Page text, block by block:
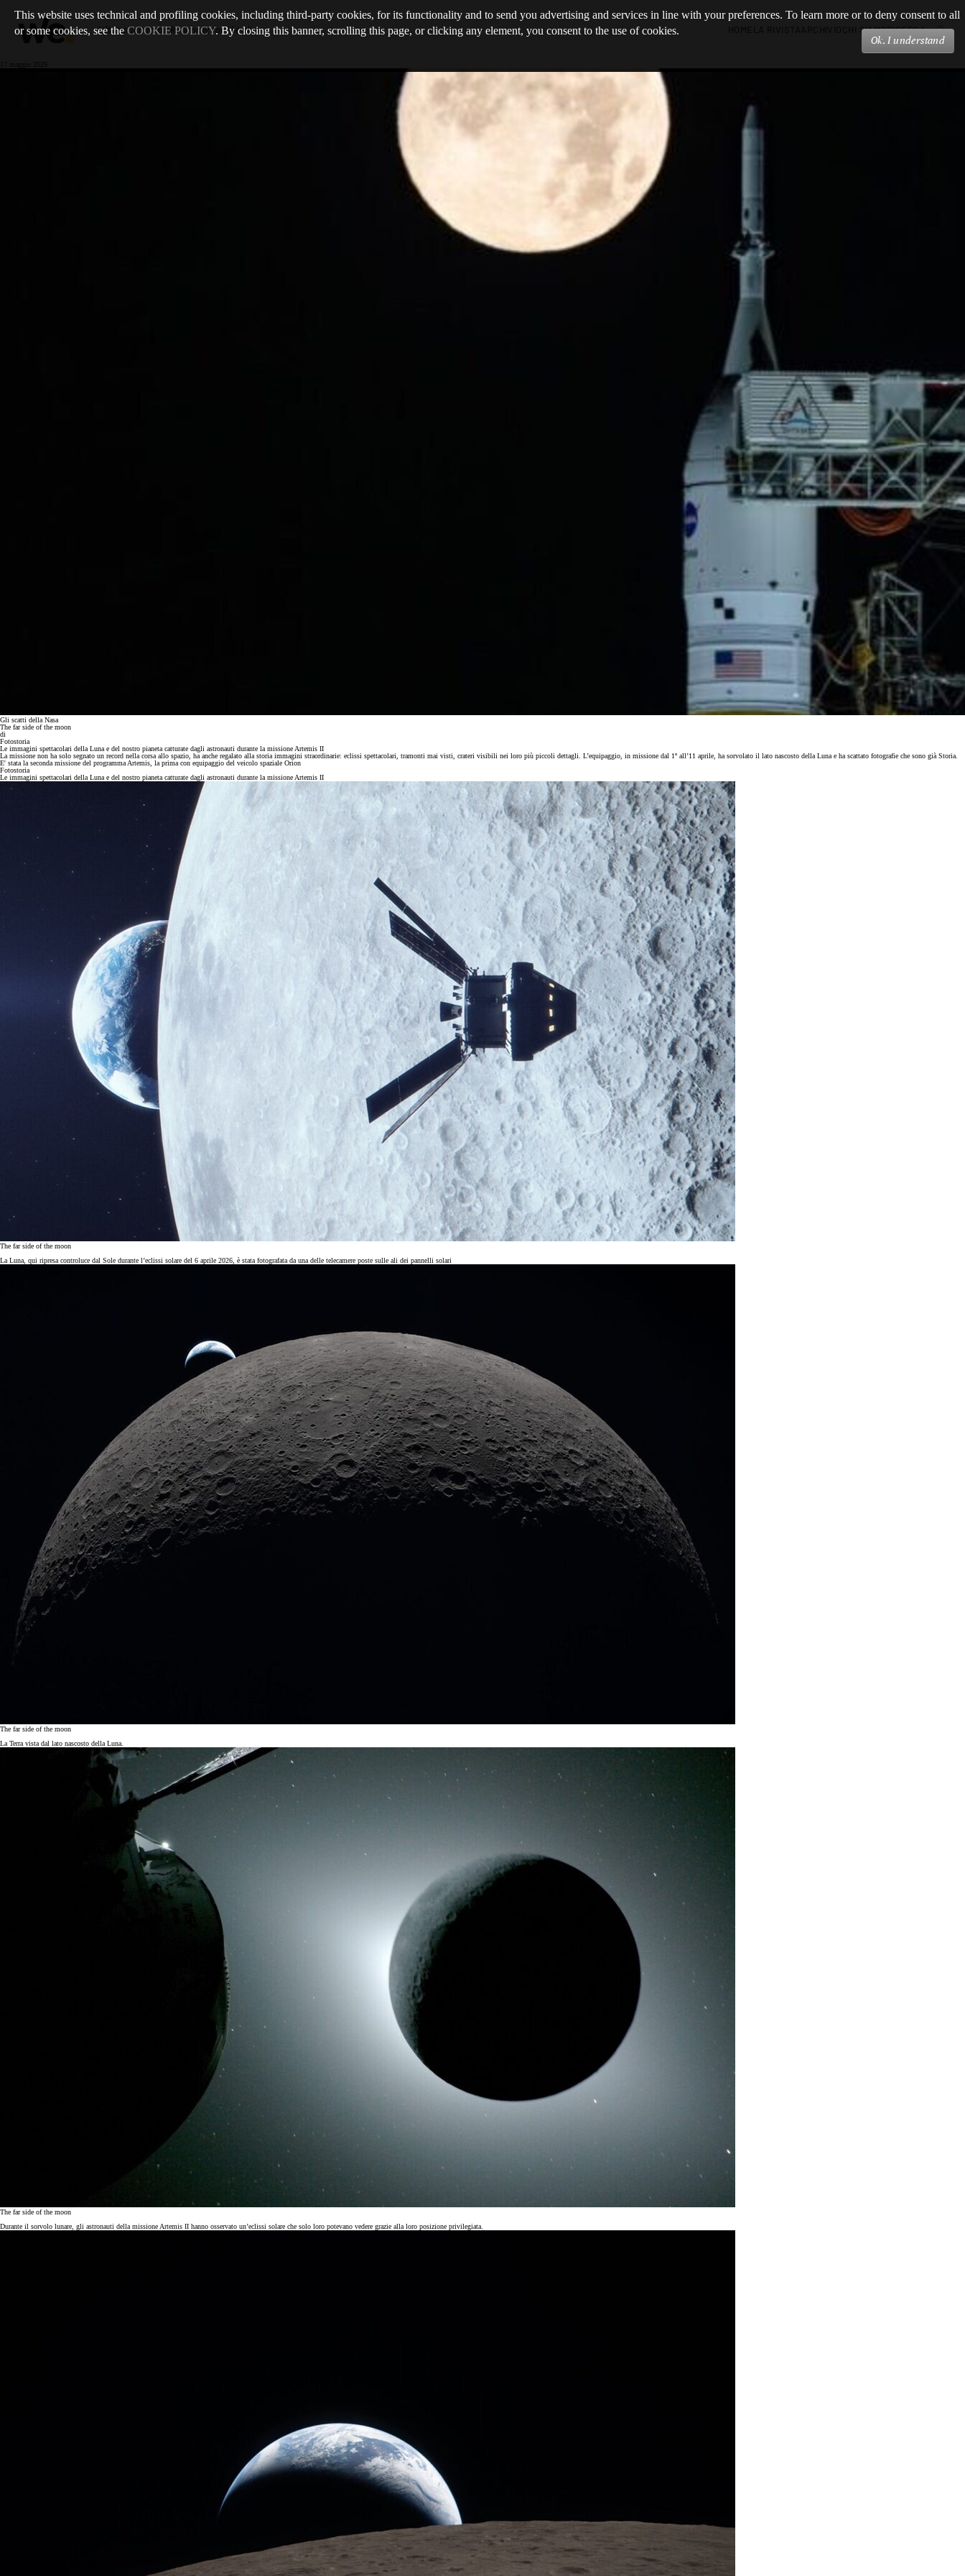
Ultimo numero:/Reaching for the sky CHI SIAMORICERCA
Gli scatti della Nasa
The far side of the moon
di
Fotostoria
Le immagini spettacolari della Luna e del nostro pianeta catturate dagli astronauti durante la missione Artemis II
La missione non ha solo segnato un record nella corsa allo spazio, ha anche regalato alla storia immagini straordinarie: eclissi spettacolari, tramonti mai visti, crateri visibili nei loro più piccoli dettagli. L’equipaggio, in missione dal 1º all’11 aprile, ha sorvolato il lato nascosto della Luna e ha scattato fotografie che sono già Storia.
E' stata la seconda missione del programma Artemis, la prima con equipaggio del veicolo spaziale Orion
Fotostoria
Le immagini spettacolari della Luna e del nostro pianeta catturate dagli astronauti durante la missione Artemis II
The far side of the moon
La Luna, qui ripresa controluce dal Sole durante l’eclissi solare del 6 aprile 2026, è stata fotografata da una delle telecamere poste sulle ali dei pannelli solari
The far side of the moon
La Terra vista dal lato nascosto della Luna.
The far side of the moon
Durante il sorvolo lunare, gli astronauti della missione Artemis II hanno osservato un’eclissi solare che solo loro potevano vedere grazie alla loro posizione privilegiata.
This website uses technical and profiling cookies, including third-party cookies, for its functionality and to send you advertising and services in line with your preferences. To learn more or to deny consent to all
or some cookies, see the COOKIE POLICY. By closing this banner, scrolling this page, or clicking any element, you consent to the use of cookies.
Ok, I understand